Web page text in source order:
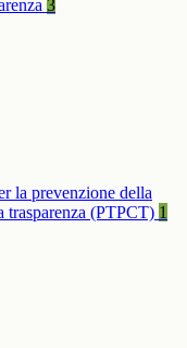
3
la prevenzione della
trasparenza (PTPCT) 1